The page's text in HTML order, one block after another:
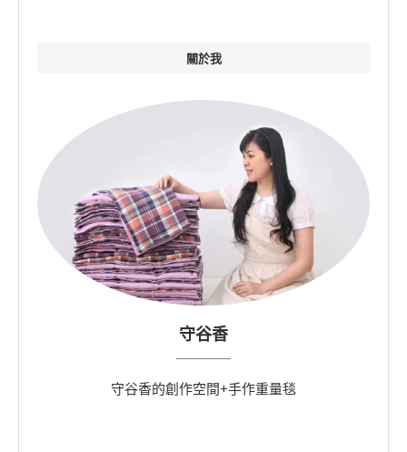
關於我
守谷香
守谷香的創作空間+手作重量毯